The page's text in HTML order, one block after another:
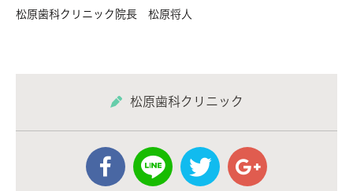
松原歯科クリニック院長 松原将人
松原歯科クリニック